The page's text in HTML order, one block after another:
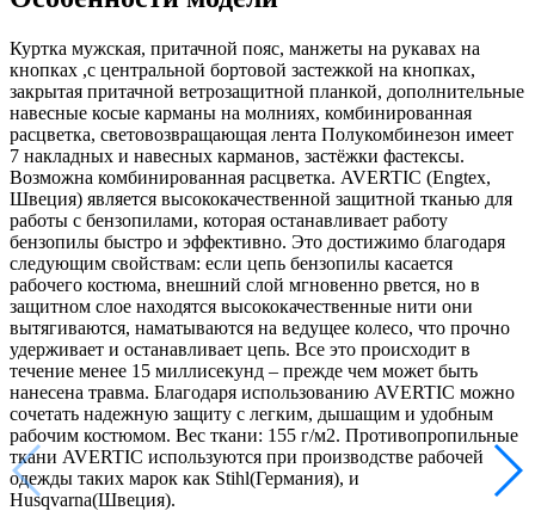
Куртка мужская, притачной пояс, манжеты на рукавах на
кнопках ,с центральной бортовой застежкой на кнопках,
закрытая притачной ветрозащитной планкой, дополнительные
навесные косые карманы на молниях, комбинированная
расцветка, световозвращающая лента Полукомбинезон имеет
7 накладных и навесных карманов, застёжки фастексы.
Возможна комбинированная расцветка. AVERTIC (Engtex,
Швеция) является высококачественной защитной тканью для
работы с бензопилами, которая останавливает работу
бензопилы быстро и эффективно. Это достижимо благодаря
следующим свойствам: если цепь бензопилы касается
рабочего костюма, внешний слой мгновенно рвется, но в
защитном слое находятся высококачественные нити они
вытягиваются, наматываются на ведущее колесо, что прочно
удерживает и останавливает цепь. Все это происходит в
течение менее 15 миллисекунд – прежде чем может быть
нанесена травма. Благодаря использованию AVERTIC можно
сочетать надежную защиту с легким, дышащим и удобным
рабочим костюмом. Вес ткани: 155 г/м2. Противопропильные
ткани AVERTIC используются при производстве рабочей
одежды таких марок как Stihl(Германия), и
Husqvarna(Швеция).